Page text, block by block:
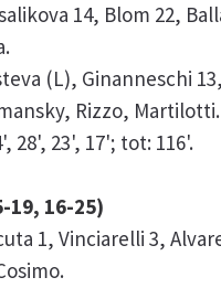
14, Blom 22,
(L), Ginanneschi
Rizzo,
28', 23', 17'; tot: 116'.
19, 16-25)
1, Vinciarelli 3,